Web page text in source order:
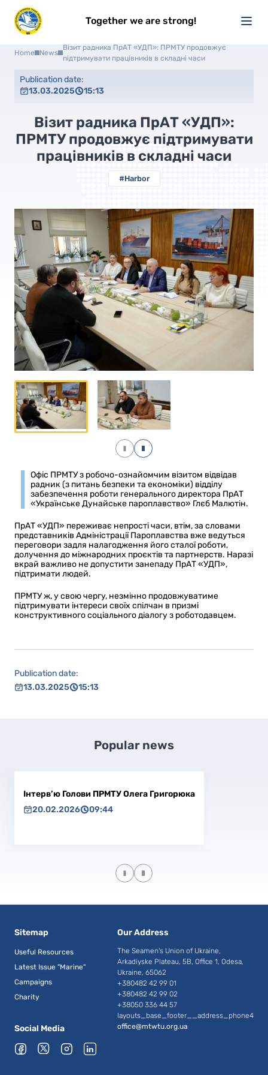
Together we are strong!
Home News
Візит радника ПрАТ «УДП»: ПРМТУ продовжує
підтримувати працівників в складні часи
Publication date:
13.03.2025
15:13
Візит радника ПрАТ «УДП»:
ПРМТУ продовжує підтримувати
працівників в складні часи
#Harbor
Офіс ПРМТУ з робочо-ознайомчим візитом відвідав
радник (з питань безпеки та економіки) відділу
забезпечення роботи генерального директора ПрАТ
«Українське Дунайське пароплавство» Глєб Малютін.
ПрАТ «УДП» переживає непрості часи, втім, за словами
представників Адміністрації Пароплавства вже ведуться
переговори задля налагодження його сталої роботи,
долучення до міжнародних проєктів та партнерств. Наразі
вкрай важливо не допустити занепаду ПрАТ «УДП»,
підтримати людей.
ПРМТУ ж, у свою чергу, незмінно продовжуватиме
підтримувати інтереси своїх спілчан в призмі
конструктивного соціального діалогу з роботодавцем.
Publication date:
13.03.2025
15:13
Popular news
Інтерв’ю Голови ПРМТУ Олега Григорюка
20.02.2026
09:44
Sitemap
Useful Resources
Latest Issue "Marine"
Campaigns
Charity
Our Address
The Seamen's Union of Ukraine,
Arkadiyske Plateau, 5B, Office 1, Odesa,
Ukraine, 65062
+380482 42 99 01
+380482 42 99 02
+38050 336 44 57
layouts_base_footer__address_phone4
office@mtwtu.org.ua
Social Media